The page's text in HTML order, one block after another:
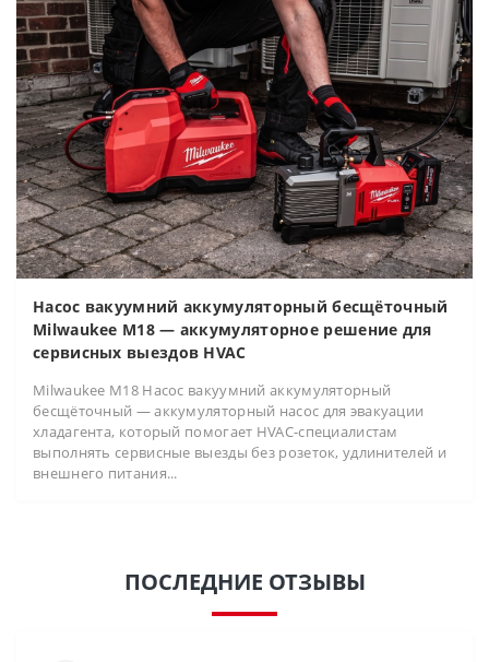
Насос вакуумний аккумуляторный бесщёточный
Milwaukee M18 — аккумуляторное решение для
сервисных выездов HVAC
Milwaukee M18 Насос вакуумний аккумуляторный
бесщёточный — аккумуляторный насос для эвакуации
хладагента, который помогает HVAC-специалистам
выполнять сервисные выезды без розеток, удлинителей и
внешнего питания...
ПОСЛЕДНИЕ ОТЗЫВЫ